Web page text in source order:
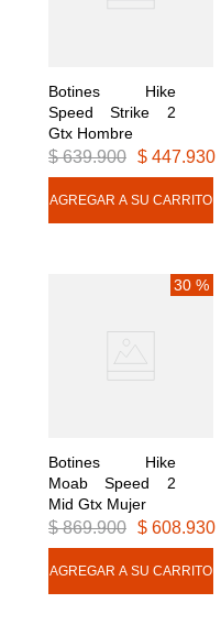
Botines Hike
Speed Strike 2
Gtx Hombre
$ 639.900 $ 447.930
30 %
Botines Hike
Moab Speed 2
Mid Gtx Mujer
$ 869.900 $ 608.930